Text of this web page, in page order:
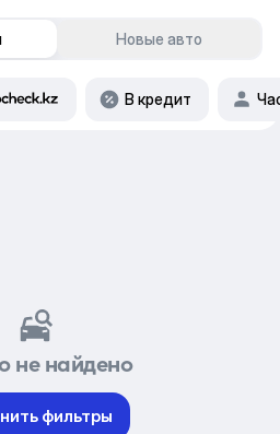
Новые авто
В кредит
не найдено
фильтры